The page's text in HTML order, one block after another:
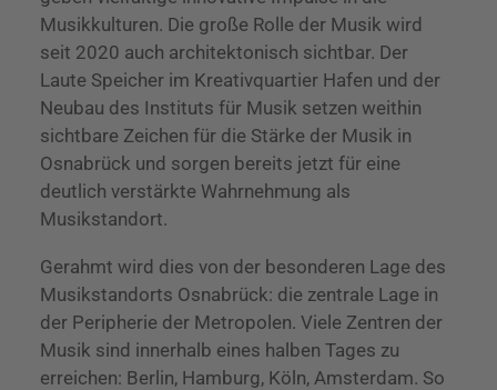
Musikkulturen. Die große Rolle der Musik wird
seit 2020 auch architektonisch sichtbar. Der
Laute Speicher im Kreativquartier Hafen und der
Neubau des Instituts für Musik setzen weithin
sichtbare Zeichen für die Stärke der Musik in
Osnabrück und sorgen bereits jetzt für eine
deutlich verstärkte Wahrnehmung als
Musikstandort.
Gerahmt wird dies von der besonderen Lage des
Musikstandorts Osnabrück: die zentrale Lage in
der Peripherie der Metropolen. Viele Zentren der
Musik sind innerhalb eines halben Tages zu
erreichen: Berlin, Hamburg, Köln, Amsterdam. So